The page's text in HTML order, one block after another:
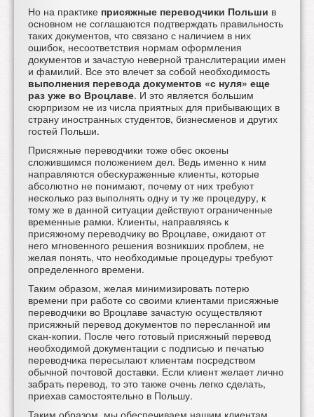
Но на практике присяжные переводчики Польши в
основном не соглашаются подтверждать правильность
таких документов, что связано с наличием в них
ошибок, несоответствия нормам оформления
документов и зачастую неверной транслитерации имен
и фамилий. Все это влечет за собой необходимость
выполнения перевода документов «с нуля» еще
раз уже во Вроцлаве. И это является большим
сюрпризом не из числа приятных для прибывающих в
страну иностранных студентов, бизнесменов и других
гостей Польши.
Присяжные переводчики тоже обес окоены
сложившимся положением дел. Ведь именно к ним
направляются обескураженные клиенты, которые
абсолютно не понимают, почему от них требуют
несколько раз выполнять одну и ту же процедуру, к
тому же в данной ситуации действуют ограниченные
временные рамки. Клиенты, направляясь к
присяжному переводчику во Вроцлаве, ожидают от
него мгновенного решения возникших проблем, не
желая понять, что необходимые процедуры требуют
определенного времени.
Таким образом, желая минимизировать потерю
времени при работе со своими клиентами присяжные
переводчики во Вроцлаве зачастую осуществляют
присяжный перевод документов по пересланной им
скан-копии. После чего готовый присяжный перевод
необходимой документации с подписью и печатью
переводчика пересылают клиентам посредством
обычной почтовой доставки. Если клиент желает лично
забрать перевод, то это также очень легко сделать,
приехав самостоятельно в Польшу.
Таким образом, мы обеспечиваем нашим клиентам